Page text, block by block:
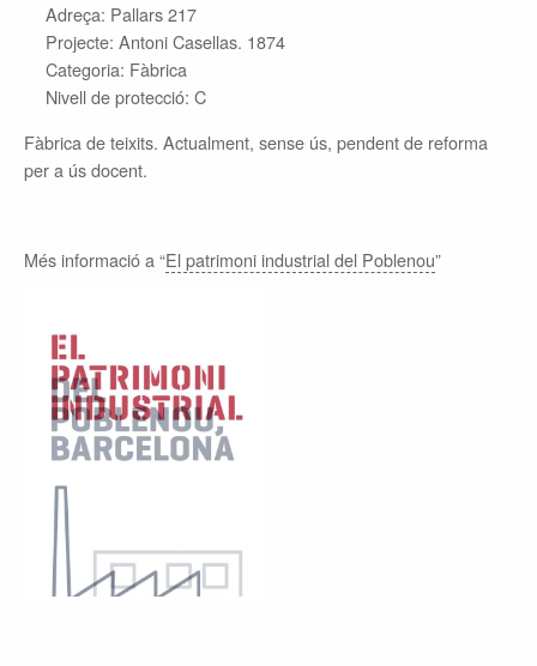
Adreça: Pallars 217
Projecte: Antoni Casellas. 1874
Categoria: Fàbrica
Nivell de protecció: C
Fàbrica de teixits. Actualment, sense ús, pendent de reforma
per a ús docent.
Més informació a “El patrimoni industrial del Poblenou”